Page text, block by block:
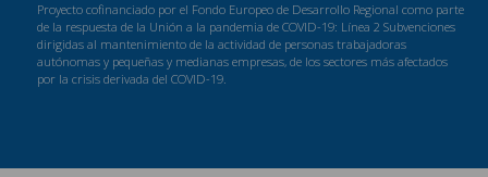
Proyecto cofinanciado por el Fondo Europeo de Desarrollo Regional como parte
de la respuesta de la Unión a la pandemia de COVID-19: Línea 2 Subvenciones
dirigidas al mantenimiento de la actividad de personas trabajadoras
autónomas y pequeñas y medianas empresas, de los sectores más afectados
por la crisis derivada del COVID-19.